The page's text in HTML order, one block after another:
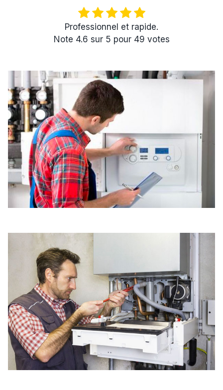
Professionnel et rapide.
Note 4.6 sur 5 pour 49 votes